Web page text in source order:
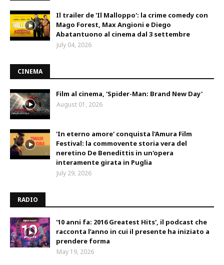
Il trailer de 'Il Malloppo': la crime comedy con
Mago Forest, Max Angioni e Diego
Abatantuono al cinema dal 3 settembre
July 04, 2026
CINEMA
Film al cinema, 'Spider-Man: Brand New Day'
August 01, 2026
'In eterno amore' conquista l'Amura Film
Festival: la commovente storia vera del
neretino De Benedittis in un'opera
interamente girata in Puglia
July 29, 2026
RADIO
'10 anni fa: 2016 Greatest Hits', il podcast che
racconta l’anno in cui il presente ha iniziato a
prendere forma
May 19, 2026